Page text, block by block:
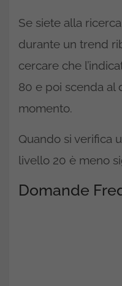
Se siete alla
durante un trend
cercare che
80 e poi scenda al
momento.
Quando si verifica
livello 20 è meno
Domande